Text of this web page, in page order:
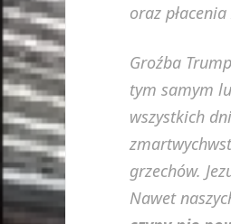
oraz
Groźba
tym samym
wszystkich
grzechów.
Nawet